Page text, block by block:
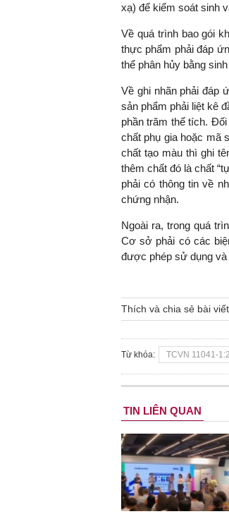
xạ) để kiểm soát sinh
Về quá trình bao gói
thực phẩm phải đáp
thể phân hủy bằng
Về ghi nhãn phải đáp
sản phẩm phải liệt kê
phần trăm thể tích.
chất phụ gia hoặc mã
chất tạo màu thì ghi
thêm chất đó là chất
phải có thông tin về
chứng nhận.
Ngoài ra, trong quá
Cơ sở phải có các
được phép sử dụng
Thích và chia sẻ bài
Từ khóa: TCVN 11041-
TIN LIÊN QUAN